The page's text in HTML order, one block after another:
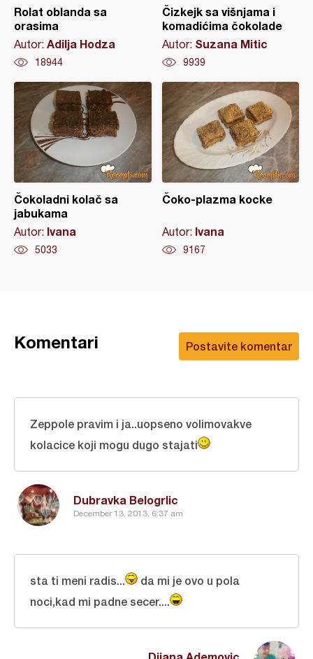
Rolat oblanda sa
orasima
Autor: Adilja Hodza
18944
Čizkejk sa višnjama i
komadićima čokolade
Autor: Suzana Mitic
9939
Čokoladni kolač sa
jabukama
Autor: Ivana
5033
Čoko-plazma kocke
Autor: Ivana
9167
Postavite komentar
Komentari
Dubravka Belogrlic
December 13, 2013, 6:37 am
Zeppole pravim i ja..uopseno volimovakve
kolacice koji mogu dugo stajati
sta ti meni radis...
da mi je ovo u pola
noci,kad mi padne secer....